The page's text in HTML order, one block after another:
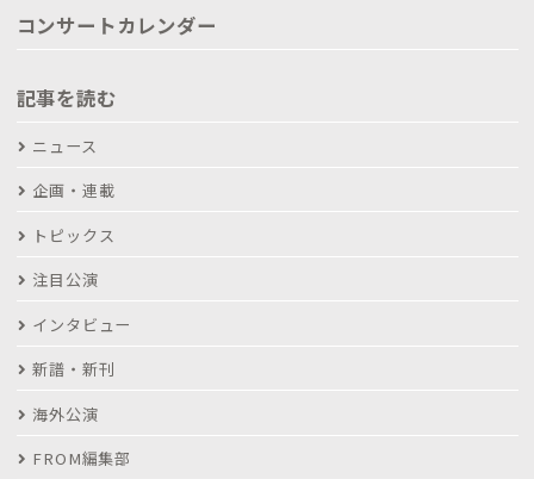
コンサートカレンダー
記事を読む
ニュース
企画・連載
トピックス
注目公演
インタビュー
新譜・新刊
海外公演
FROM編集部